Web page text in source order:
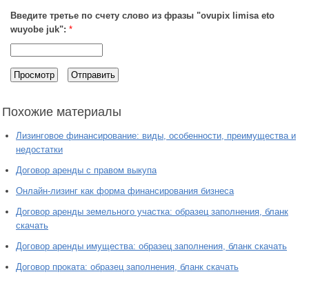
Введите третье по счету слово из фразы "ovupix limisa eto
wuyobe juk": *
Похожие материалы
Лизинговое финансирование: виды, особенности, преимущества и
недостатки
Договор аренды с правом выкупа
Онлайн-лизинг как форма финансирования бизнеса
Договор аренды земельного участка: образец заполнения, бланк
скачать
Договор аренды имущества: образец заполнения, бланк скачать
Договор проката: образец заполнения, бланк скачать